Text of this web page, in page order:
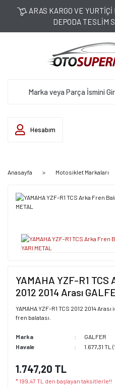
ARAS KARGO VE YURTİÇİ
DEPODA TESLİM
Hesabım
Anasayfa Motosiklet Markaları
YAMAHA YZF-R1 TCS
2012 2014 Arası
YAMAHA YZF-R1 TCS 2012 2014
fren balatası.
Marka
GALFER
Havale
1.677,31
1.747,20 TL
* 199,47 TL den başlayan taksitlerle!!